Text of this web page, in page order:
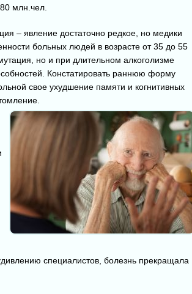
млн.чел.
– явление достаточно редкое, но медики
больных людей в возрасте от 35 до 55
но и при длительном алкоголизме
Констатировать раннюю форму
свое ухудшение памяти и когнитивных
специалистов, болезнь прекращала